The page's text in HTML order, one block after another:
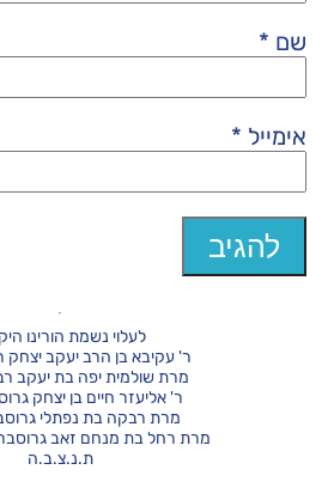
שם *
אימייל *
לעלוי נשמת הורינו
ר' עקיבא בן הרב יעקב יצחק
מרת שולמית יפה בת יעקב
ר' אליעזר חיים בן יצחק
מרת רבקה בת נפתלי
מרת רחל בת מנחם זאב
ת.נ.צ.ב.ה